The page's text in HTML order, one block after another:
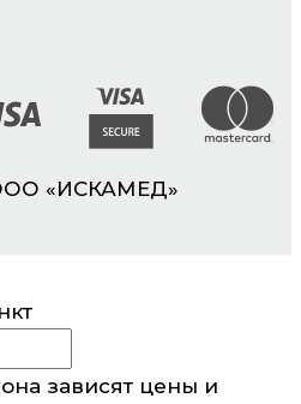
«ИСКАМЕД»
зависят цены и